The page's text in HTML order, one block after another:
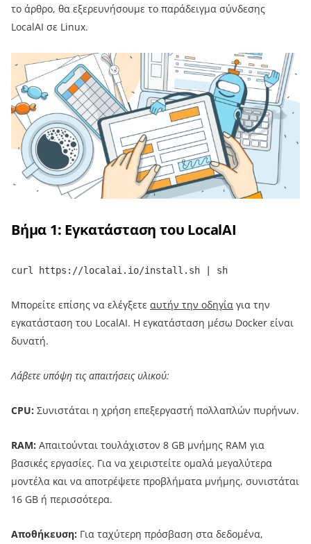
το άρθρο, θα εξερευνήσουμε το παράδειγμα σύνδεσης
LocalAI σε Linux.
Βήμα 1: Εγκατάσταση του LocalAI
curl https://localai.io/install.sh | sh
Μπορείτε επίσης να ελέγξετε αυτήν την οδηγία για την
εγκατάσταση του LocalAI. Η εγκατάσταση μέσω Docker είναι
δυνατή.
Λάβετε υπόψη τις απαιτήσεις υλικού:
CPU: Συνιστάται η χρήση επεξεργαστή πολλαπλών πυρήνων.
RAM: Απαιτούνται τουλάχιστον 8 GB μνήμης RAM για
βασικές εργασίες. Για να χειριστείτε ομαλά μεγαλύτερα
μοντέλα και να αποτρέψετε προβλήματα μνήμης, συνιστάται
16 GB ή περισσότερα.
Αποθήκευση: Για ταχύτερη πρόσβαση στα δεδομένα,